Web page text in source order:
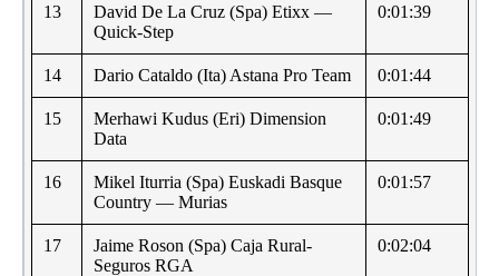
13
David De La Cruz (Spa) Etixx —
Quick-Step
0:01:39
14 Dario Cataldo (Ita) Astana Pro Team 0:01:44
15
Merhawi Kudus (Eri) Dimension
Data
0:01:49
16
Mikel Iturria (Spa) Euskadi Basque
Country — Murias
0:01:57
17
Jaime Roson (Spa) Caja Rural-
Seguros RGA
0:02:04